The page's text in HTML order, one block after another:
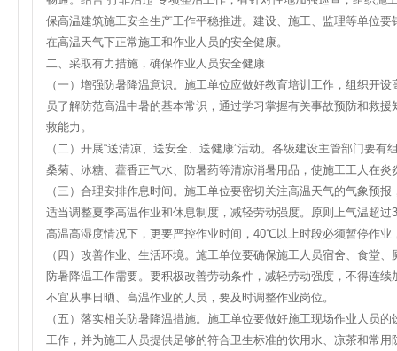
保高温建筑施工安全生产工作平稳推进。建设、施工、监理等单位
在高温天气下正常施工和作业人员的安全健康。
二、采取有力措施，确保作业人员安全健康
（一）增强防暑降温意识。施工单位应做好教育培训工作，组织开
员了解防范高温中暑的基本常识，通过学习掌握有关事故预防和救
救能力。
（二）开展“送清凉、送安全、送健康”活动。各级建设主管部门要
桑菊、冰糖、藿香正气水、防暑药等清凉消暑用品，使施工工人在炎
（三）合理安排作息时间。施工单位要密切关注高温天气的气象预
适当调整夏季高温作业和休息制度，减轻劳动强度。原则上气温超
高温高湿度情况下，更要严控作业时间，40℃以上时段必须暂停作业
（四）改善作业、生活环境。施工单位要确保施工人员宿舍、食堂
防暑降温工作需要。要积极改善劳动条件，减轻劳动强度，不得连
不宜从事日晒、高温作业的人员，要及时调整作业岗位。
（五）落实相关防暑降温措施。施工单位要做好施工现场作业人员
工作，并为施工人员提供足够的符合卫生标准的饮用水、凉茶和常